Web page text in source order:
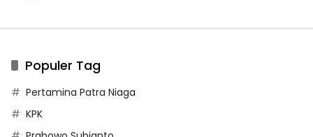
Populer Tag
Pertamina Patra Niaga
KPK